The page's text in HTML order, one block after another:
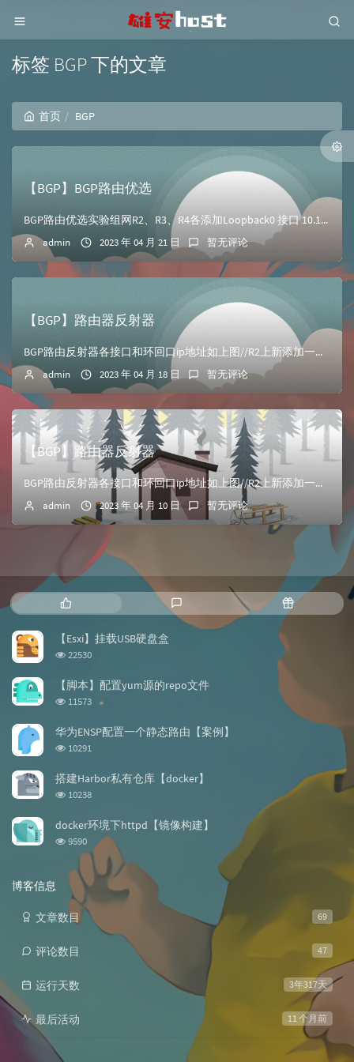
标签 BGP 下的文章
首页 BGP
【BGP】BGP路由优选
BGP路由优选实验组网R2、R3、R4各添加Loopback0 接口 10.123.x.x测试R2、R4的连通性配置OSPF 64512//配置R2，激活...
admin 2023 年 04 月 21 日 暂无评论
【BGP】路由器反射器
BGP路由反射器各接口和环回口ip地址如上图//R2上新添加一个loopback1 ip add 10.2.2.2 24在R2、R3路由器上测试连通性&l...
admin 2023 年 04 月 18 日 暂无评论
【BGP】路由器反射器
BGP路由反射器各接口和环回口ip地址如上图//R2上新添加一个loopback1 ip add 10.2.2.2 24在R2、R3路由器上测试连通性&l...
admin 2023 年 04 月 10 日 暂无评论
热
门
文
章
新
随
机
【Esxi】挂载USB硬盘盒
浏
次
数:
22530
【脚本】配置yum源的repo文件
浏
次
数:
11573
华为ENSP配置一个静态路由【案例】
浏
次
数:
10291
搭建Harbor私有仓库【docker】
浏
次
10238
docker环境下httpd【镜像构建】
浏
次
9590
博客信息
69
文章数目
47
评论数目
3年317天
运行天数
11 个月前
最后活动